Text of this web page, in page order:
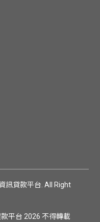
訊貸款平台. All Right
平台 2026 不得轉載